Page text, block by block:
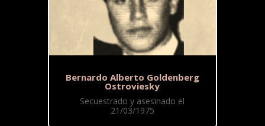
Bernardo Alberto Goldenberg
Ostroviesky
Secuestrado y asesinado el
21/03/1975